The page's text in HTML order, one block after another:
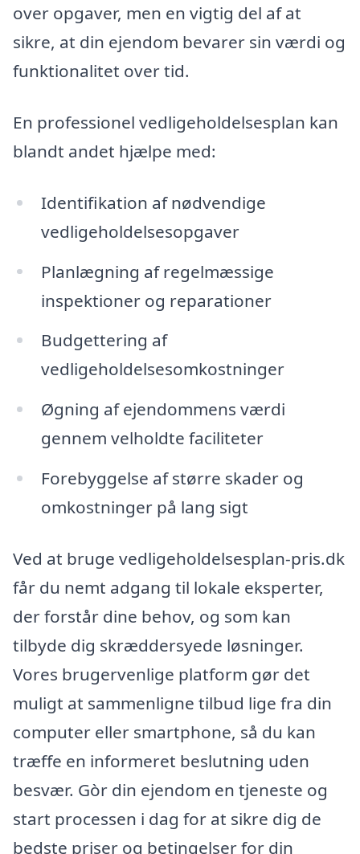
over opgaver, men en vigtig del af at
sikre, at din ejendom bevarer sin værdi og
funktionalitet over tid.
En professionel vedligeholdelsesplan kan
blandt andet hjælpe med:
Identifikation af nødvendige
vedligeholdelsesopgaver
Planlægning af regelmæssige
inspektioner og reparationer
Budgettering af
vedligeholdelsesomkostninger
Øgning af ejendommens værdi
gennem velholdte faciliteter
Forebyggelse af større skader og
omkostninger på lang sigt
Ved at bruge vedligeholdelsesplan-pris.dk
får du nemt adgang til lokale eksperter,
der forstår dine behov, og som kan
tilbyde dig skræddersyede løsninger.
Vores brugervenlige platform gør det
muligt at sammenligne tilbud lige fra din
computer eller smartphone, så du kan
træffe en informeret beslutning uden
besvær. Gòr din ejendom en tjeneste og
start processen i dag for at sikre dig de
bedste priser og betingelser for din